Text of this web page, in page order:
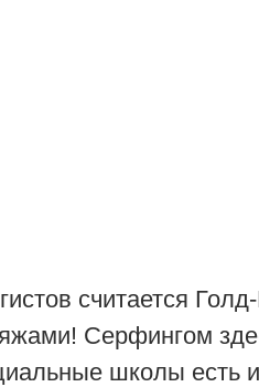
считается
Серфингом
школы есть